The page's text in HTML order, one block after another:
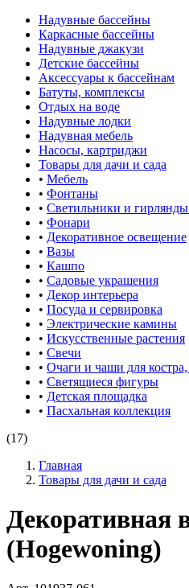
Надувные бассейны
Каркасные бассейны
Надувные джакузи
Детские бассейны
Аксессуары к бассейнам
Батуты, комплексы
Отдых на воде
Надувные лодки
Надувная мебель
Насосы, картриджи
Товары для дачи и сада
• Мебель
• Фонтаны
• Светильники и
• Фонари
• Декоративное освещение
• Вазы
• Кашпо
• Садовые украшения
• Декор интерьера
• Посуда и сервировка
• Электрические камины
• Искусственные растения
• Свечи
• Очаги и чаши для
• Светящиеся фигуры
• Детская площадка
• Пасхальная коллекция
(17)
Главная
Товары для дачи и сада
(Hogewoning)